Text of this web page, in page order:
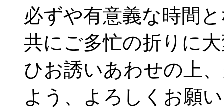
必ずや有意義な時間
共にご多忙の折りに
ひお誘いあわせの上
よう、よろしくお願